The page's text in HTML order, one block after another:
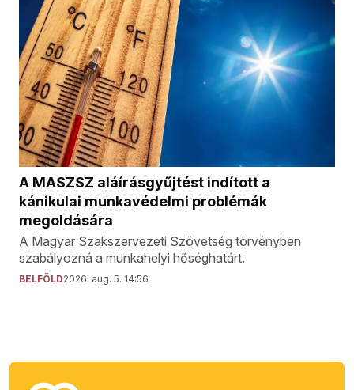
A MASZSZ aláírásgyűjtést indított a
kánikulai munkavédelmi problémák
megoldására
A Magyar Szakszervezeti Szövetség törvényben
szabályozná a munkahelyi hőséghatárt.
BELFÖLD2026. aug. 5. 14:56